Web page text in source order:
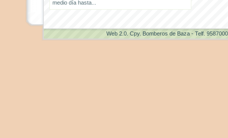
medio día hasta...
Web 2.0 . Cpy. Bomberos de Baza - Telf.